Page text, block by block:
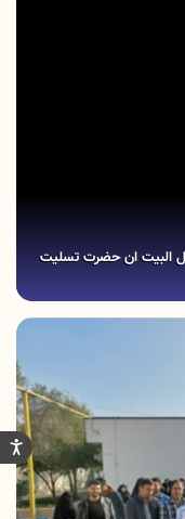
اهل البیت ان حضرت تسلیت